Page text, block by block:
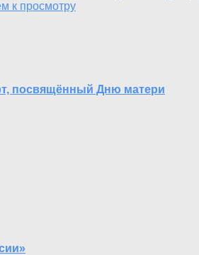
к просмотру
посвящённый Дню матери